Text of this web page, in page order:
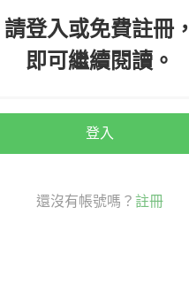
請登入或免費註冊，
即可繼續閱讀。
登入
還沒有帳號嗎？ 註冊